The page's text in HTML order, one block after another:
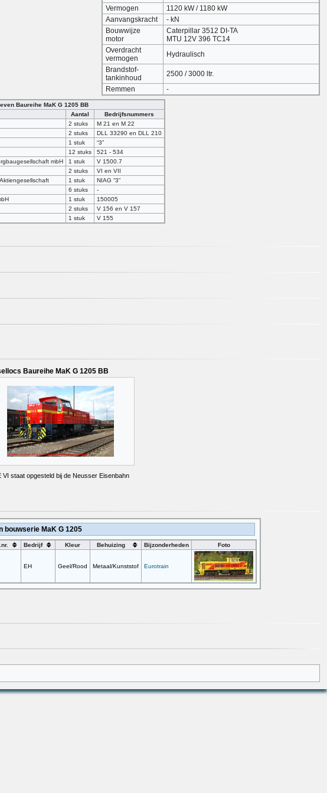
Vermogen
1120 kW / 1180 kW
Aanvangskracht
- kN
Bouwwijze
motor
Caterpillar 3512 DI-TA
MTU 12V 396 TC14
Overdracht
vermogen
Hydraulisch
Brandstof-
tankinhoud
2500 / 3000 ltr.
Remmen
-
Baureihe MaK G 1205 BB
Aantal
Bedrijfsnummers
2 stuks
M 21 en M 22
2 stuks
DLL 33290 en DLL 210
1 stuk
“3”
12 stuks
521 - 534
mbH 1 stuk
V 1500.7
2 stuks
VI en VII
1 stuk
NIAG “3”
6 stuks
-
1 stuk
150005
2 stuks
V 156 en V 157
1 stuk V 155
Baureihe MaK G 1205 BB
VI staat opgesteld bij de Neusser Eisenbahn
bouwserie MaK G 1205
Bedrijf Kleur Behuizing Bijzonderheden Foto
EH Geel/Rood Metaal/Kunststof Eurotrain